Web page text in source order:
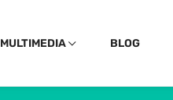
MULTIMEDIA BLOG